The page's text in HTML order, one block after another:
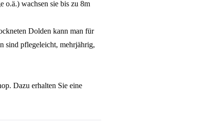
o.ä.) wachsen sie bis zu 8m
Dolden kann man für
sind pflegeleicht, mehrjährig,
Dazu erhalten Sie eine